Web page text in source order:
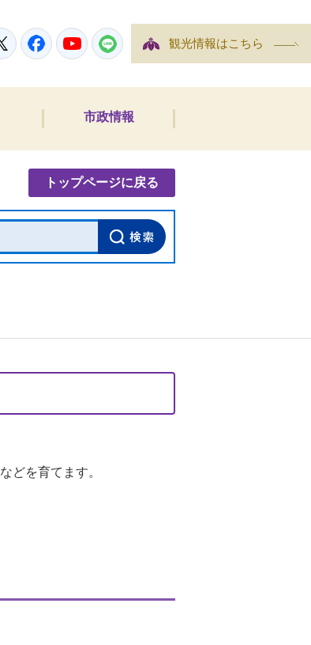
TwitterFacebookYouTubeLINE 観光情報はこちら
市政情報
トップページに戻る
どを育てます。